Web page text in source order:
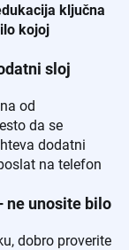
ključna
kojoj
sloj
od
da se
dodatni
na telefon
ne unosite bilo
dobro proverite